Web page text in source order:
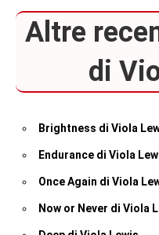
Altre
di
Brightness di Viola
Endurance di Viola
Once Again di Viola
Now or Never di Viola